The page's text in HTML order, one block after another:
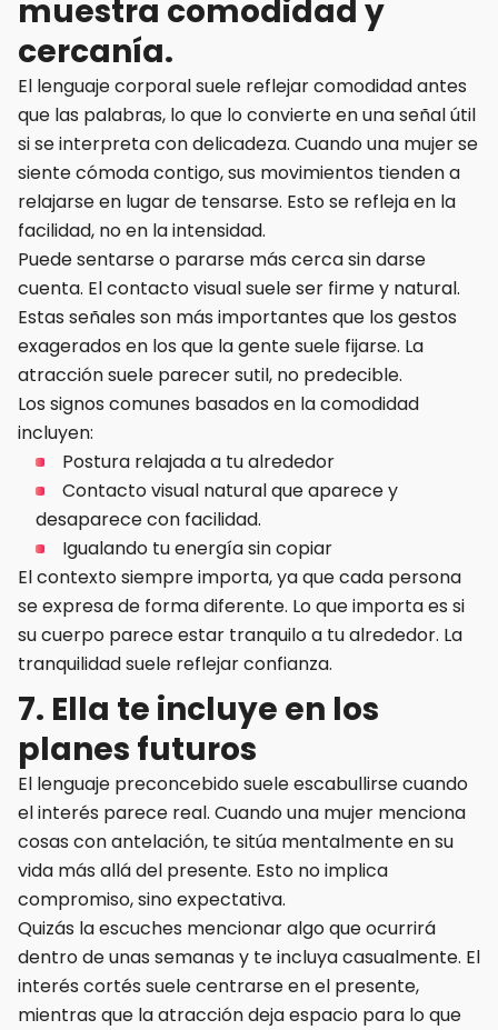
muestra comodidad y
cercanía.
El lenguaje corporal suele reflejar comodidad antes
que las palabras, lo que lo convierte en una señal útil
si se interpreta con delicadeza. Cuando una mujer se
siente cómoda contigo, sus movimientos tienden a
relajarse en lugar de tensarse. Esto se refleja en la
facilidad, no en la intensidad.
Puede sentarse o pararse más cerca sin darse
cuenta. El contacto visual suele ser firme y natural.
Estas señales son más importantes que los gestos
exagerados en los que la gente suele fijarse. La
atracción suele parecer sutil, no predecible.
Los signos comunes basados ​​en la comodidad
incluyen:
Postura relajada a tu alrededor
Contacto visual natural que aparece y
desaparece con facilidad.
Igualando tu energía sin copiar
El contexto siempre importa, ya que cada persona
se expresa de forma diferente. Lo que importa es si
su cuerpo parece estar tranquilo a tu alrededor. La
tranquilidad suele reflejar confianza.
7. Ella te incluye en los
planes futuros
El lenguaje preconcebido suele escabullirse cuando
el interés parece real. Cuando una mujer menciona
cosas con antelación, te sitúa mentalmente en su
vida más allá del presente. Esto no implica
compromiso, sino expectativa.
Quizás la escuches mencionar algo que ocurrirá
dentro de unas semanas y te incluya casualmente. El
interés cortés suele centrarse en el presente,
mientras que la atracción deja espacio para lo que